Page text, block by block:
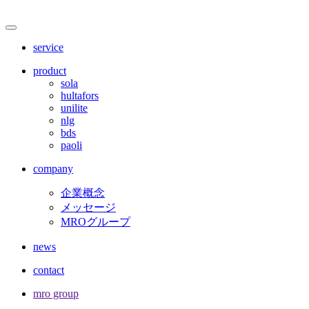
サ
メ
service
product
sola
hultafors
unilite
nlg
bds
paoli
company
企業概念
メッセージ
MROグループ
news
contact
mro group